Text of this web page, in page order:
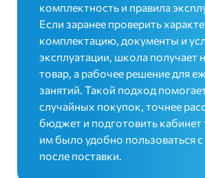
комплектность и правила
Если заранее проверить
комплектацию, документы и
эксплуатации, школа получает
товар, а рабочее решение для
занятий. Такой подход
случайных покупок, точнее
бюджет и подготовить кабинет
им было удобно пользоваться с
после поставки.